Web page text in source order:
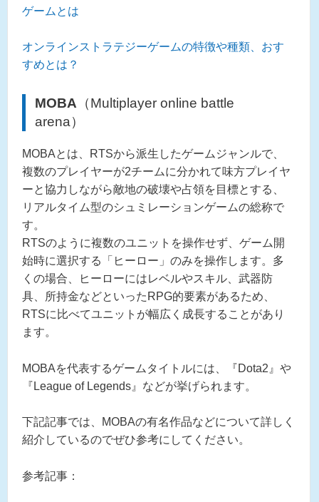
ゲームとは
オンラインストラテジーゲームの特徴や種類、おす
すめとは？
MOBA （Multiplayer online battle
arena）
MOBAとは、RTSから派生したゲームジャンルで、
複数のプレイヤーが2チームに分かれて味方プレイヤ
ーと協力しながら敵地の破壊や占領を目標とする、
リアルタイム型のシュミレーションゲームの総称で
す。
RTSのように複数のユニットを操作せず、ゲーム開
始時に選択する「ヒーロー」のみを操作します。多
くの場合、ヒーローにはレベルやスキル、武器防
具、所持金などといったRPG的要素があるため、
RTSに比べてユニットが幅広く成長することがあり
ます。
MOBAを代表するゲームタイトルには、『Dota2』や
『League of Legends』などが挙げられます。
下記記事では、MOBAの有名作品などについて詳しく
紹介しているのでぜひ参考にしてください。
参考記事：